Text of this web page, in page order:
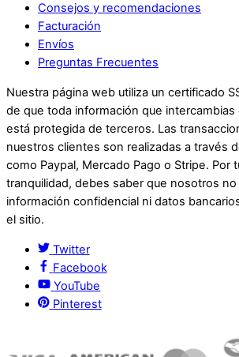
Consejos y recomendaciones
Facturación
Envíos
Preguntas Frecuentes
Nuestra página web utiliza un certificado
de que toda información que
está protegida de terceros. Las
nuestros clientes son realizadas a través
como Paypal, Mercado Pago o Stripe. Por
tranquilidad, debes saber que nosotros
información confidencial ni datos
el sitio.
Twitter
Facebook
YouTube
Pinterest